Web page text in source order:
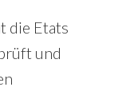
die Etats
und